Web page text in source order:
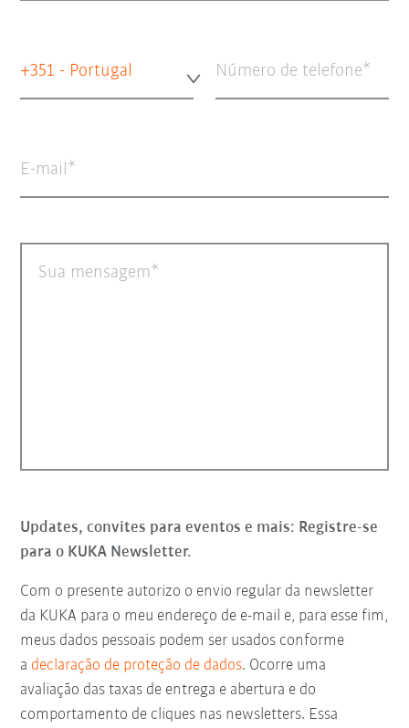
+351 - Portugal Número de telefone
E-mail
Sua mensagem
Updates, convites para eventos e mais: Registre-se
para o KUKA Newsletter.
Com o presente autorizo o envio regular da newsletter
da KUKA para o meu endereço de e-mail e, para esse fim,
meus dados pessoais podem ser usados conforme
a declaração de proteção de dados. Ocorre uma
avaliação das taxas de entrega e abertura e do
comportamento de cliques nas newsletters. Essa